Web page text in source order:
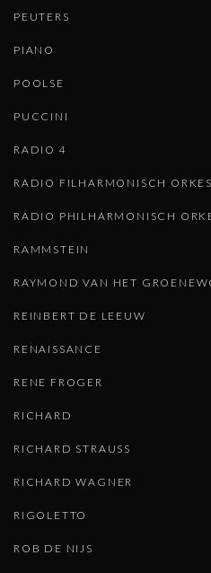
PEUTERS
PIANO
POOLSE
PUCCINI
RADIO 4
RADIO FILHARMONISCH
RADIO PHILHARMONISCH
RAMMSTEIN
RAYMOND VAN HET
REINBERT DE LEEUW
RENAISSANCE
RENE FROGER
RICHARD
RICHARD STRAUSS
RICHARD WAGNER
RIGOLETTO
ROB DE NIJS